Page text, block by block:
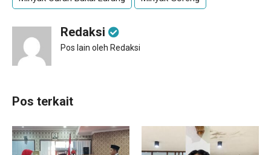
Redaksi
Pos lain oleh Redaksi
Pos terkait